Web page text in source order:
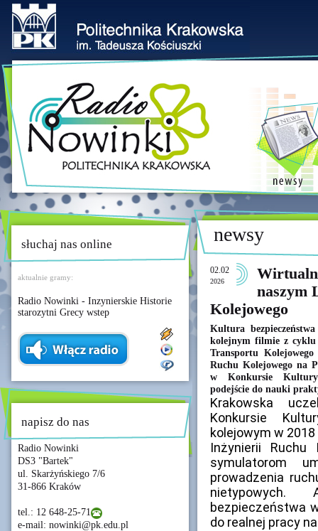
słuchaj nas online
aktualnie gramy:
Radio Nowinki - Inzynierskie Historie
starozytni Grecy wstep
napisz do nas
Radio Nowinki
DS3 "Bartek"
ul. Skarżyńskiego 7/6
31-866 Kraków
tel.: 12 648-25-71
e-mail: nowinki@pk.edu.pl
newsy
02.02
2026
naszym
Kolejowego
Kultura
kolejnym filmie z cyklu
Transportu
Ruchu Kolejowego na
w Konkursie Kultury
podejście do nauki
Krakowska
Konkursie
kolejowym w
Inżynierii
symulatorom
prowadzenia
nietypowych.
bezpieczeństwa
do realnej pracy